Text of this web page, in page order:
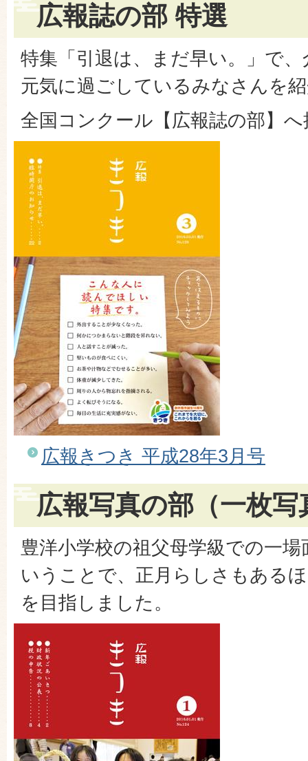
広報誌の部 特選
特集「引退は、まだ早い。」で
元気に過ごしているみなさんを
全国コンクール【広報誌の部】
広報きつき 平成28年3月号
広報写真の部（一枚写
豊洋小学校の祖父母学級での一
いうことで、正月らしさもある
を目指しました。